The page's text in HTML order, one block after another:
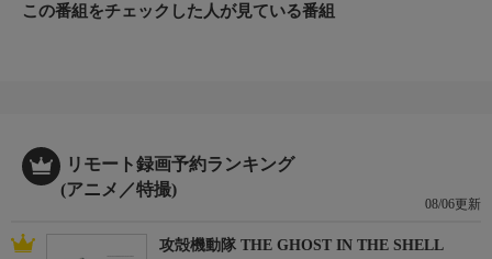
この番組をチェックした人が見ている番組
リモート録画予約ランキング
(アニメ／特撮)
08/06更新
攻殻機動隊 THE GHOST IN THE SHELL